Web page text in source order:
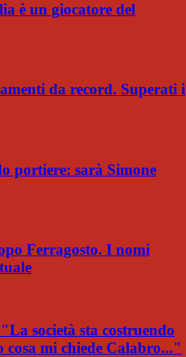
è un giocatore del
da record. Superati i
portiere: sarà Simone
Ferragosto. I nomi
società sta costruendo
cosa mi chiede Calabro..."